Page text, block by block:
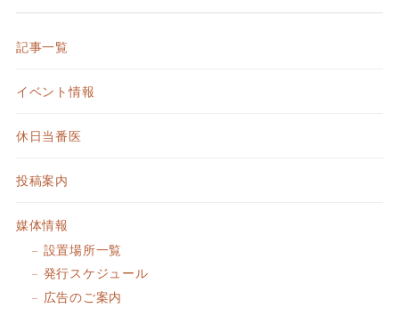
記事一覧
イベント情報
休日当番医
投稿案内
媒体情報
設置場所一覧
発行スケジュール
広告のご案内